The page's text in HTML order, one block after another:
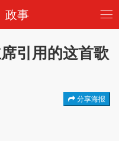
政事
引用的这首歌
分享海报